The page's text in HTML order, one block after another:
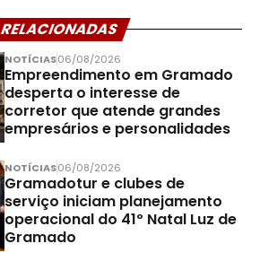
RELACIONADAS
NOTÍCIAS06/08/2026
Empreendimento em Gramado
desperta o interesse de
corretor que atende grandes
empresários e personalidades
NOTÍCIAS06/08/2026
Gramadotur e clubes de
serviço iniciam planejamento
operacional do 41º Natal Luz de
Gramado